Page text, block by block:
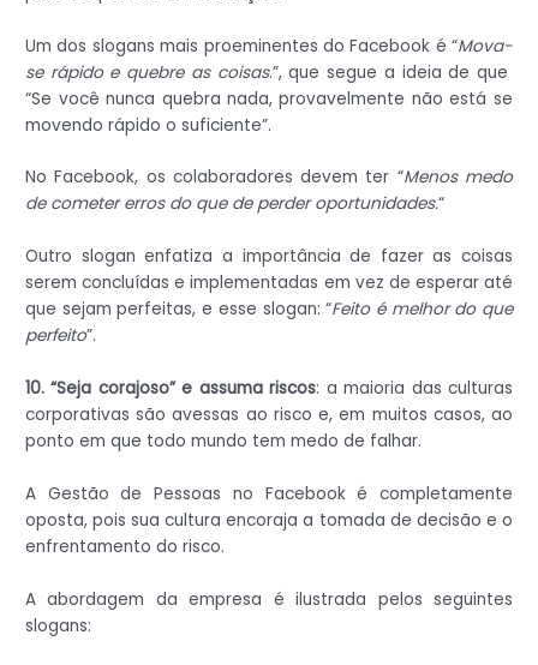
Um dos slogans mais proeminentes do Facebook é “Mova-
se rápido e quebre as coisas.”, que segue a ideia de que
“Se você nunca quebra nada, provavelmente não está se
movendo rápido o suficiente”.
No Facebook, os colaboradores devem ter “Menos medo
de cometer erros do que de perder oportunidades.“
Outro slogan enfatiza a importância de fazer as coisas
serem concluídas e implementadas em vez de esperar até
que sejam perfeitas, e esse slogan: “Feito é melhor do que
perfeito”.
10. “Seja corajoso” e assuma riscos: a maioria das culturas
corporativas são avessas ao risco e, em muitos casos, ao
ponto em que todo mundo tem medo de falhar.
A Gestão de Pessoas no Facebook é completamente
oposta, pois sua cultura encoraja a tomada de decisão e o
enfrentamento do risco.
A abordagem da empresa é ilustrada pelos seguintes
slogans: